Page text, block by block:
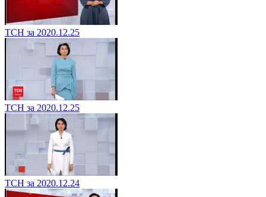
ТСН за 2020.12.25
ТСН за 2020.12.25
ТСН за 2020.12.24